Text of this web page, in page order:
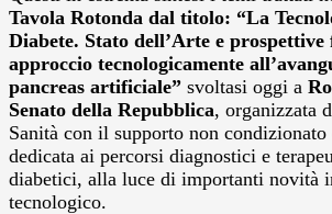
Tavola Rotonda dal titolo: “La
Diabete. Stato dell’Arte e
approccio tecnologicamente
pancreas artificiale” svoltasi oggi a
Senato della Repubblica, organizzata
Sanità con il supporto non
dedicata ai percorsi diagnostici e
diabetici, alla luce di importanti novità
tecnologico.